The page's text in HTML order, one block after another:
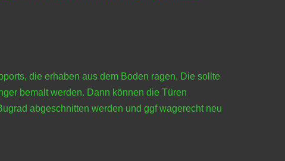
die erhaben aus dem Boden ragen. Die sollte
bemalt werden. Dann können die Türen
abgeschnitten werden und ggf wagerecht neu